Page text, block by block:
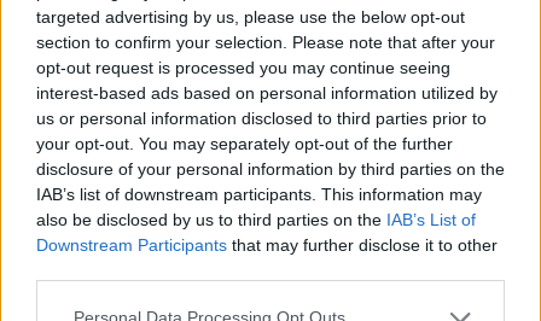
targeted advertising by us, please use the below opt-out
section to confirm your selection. Please note that after your
opt-out request is processed you may continue seeing
interest-based ads based on personal information utilized by
us or personal information disclosed to third parties prior to
your opt-out. You may separately opt-out of the further
disclosure of your personal information by third parties on the
IAB’s list of downstream participants. This information may
also be disclosed by us to third parties on the IAB’s List of
Downstream Participants that may further disclose it to other
Please note that this website/app uses one or more Google
feláldozza magát főhősért és a kardokkal hadakozó
ellenfél közé rohan - pont úgy, ahogyan aKill Bill
első felvonásában a Crazy 88 vezetőjeként a
Menyasszonyra támad.